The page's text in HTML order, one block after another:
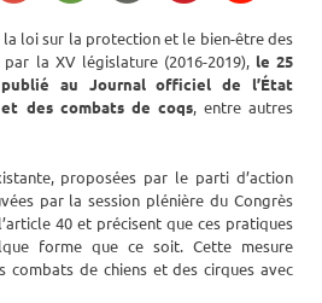
loi sur la protection et le bien-être des
la XV législature (2016-2019), le 25
au Journal officiel de l’État
des combats de coqs, entre autres
proposées par le parti d’action
par la session plénière du Congrès
40 et précisent que ces pratiques
forme que ce soit. Cette mesure
combats de chiens et des cirques avec